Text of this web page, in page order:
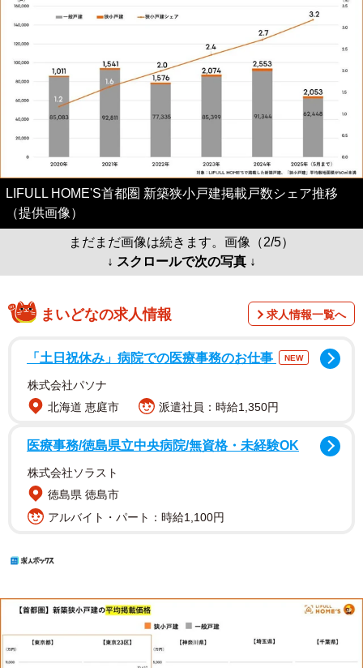
LIFULL HOME'S首都圏 新築狭小戸建掲載戸数シェア推移
（提供画像）
まだまだ画像は続きます。画像（2/5）
↓ スクロールで次の写真 ↓
まいどなの求人情報 求人情報一覧へ
「土日祝休み」病院での医療事務のお仕事 NEW
株式会社パソナ
北海道 恵庭市
派遣社員：時給1,350円
医療事務/徳島県立中央病院/無資格・未経験OK
株式会社ソラスト
徳島県 徳島市
アルバイト・パート：時給1,100円